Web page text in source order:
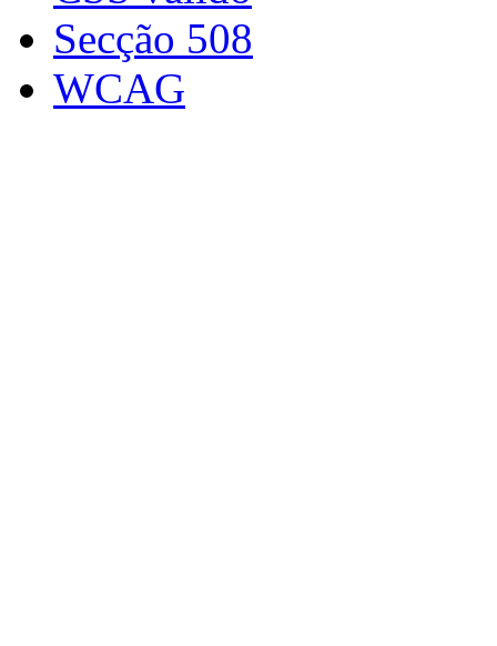
Secção 508
WCAG